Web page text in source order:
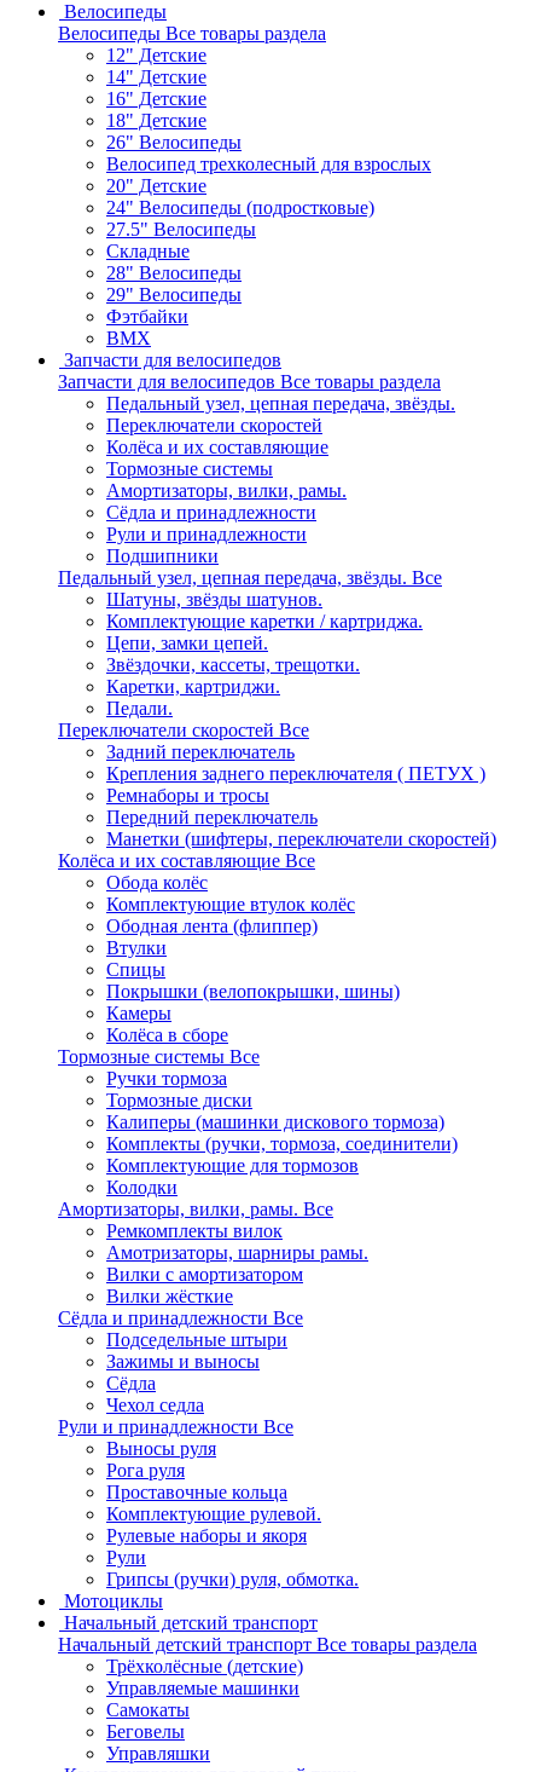
Велосипеды
Велосипеды Все товары раздела
12" Детские
14" Детские
16" Детские
18" Детские
26" Велосипеды
Велосипед трехколесный для взрослых
20" Детские
24" Велосипеды (подростковые)
27.5" Велосипеды
Складные
28" Велосипеды
29" Велосипеды
Фэтбайки
BMX
Запчасти для велосипедов
Запчасти для велосипедов Все товары раздела
Педальный узел, цепная передача, звёзды.
Переключатели скоростей
Колёса и их составляющие
Тормозные системы
Амортизаторы, вилки, рамы.
Сёдла и принадлежности
Рули и принадлежности
Подшипники
Педальный узел, цепная передача, звёзды. Все
Шатуны, звёзды шатунов.
Комплектующие каретки / картриджа.
Цепи, замки цепей.
Звёздочки, кассеты, трещотки.
Каретки, картриджи.
Педали.
Переключатели скоростей Все
Задний переключатель
Крепления заднего переключателя ( ПЕТУХ )
Ремнаборы и тросы
Передний переключатель
Манетки (шифтеры, переключатели скоростей)
Колёса и их составляющие Все
Обода колёс
Комплектующие втулок колёс
Ободная лента (флиппер)
Втулки
Спицы
Покрышки (велопокрышки, шины)
Камеры
Колёса в сборе
Тормозные системы Все
Ручки тормоза
Тормозные диски
Калиперы (машинки дискового тормоза)
Комплекты (ручки, тормоза, соединители)
Комплектующие для тормозов
Колодки
Амортизаторы, вилки, рамы. Все
Ремкомплекты вилок
Амотризаторы, шарниры рамы.
Вилки с амортизатором
Вилки жёсткие
Сёдла и принадлежности Все
Подседельные штыри
Зажимы и выносы
Сёдла
Чехол седла
Рули и принадлежности Все
Выносы руля
Рога руля
Проставочные кольца
Комплектующие рулевой.
Рулевые наборы и якоря
Рули
Грипсы (ручки) руля, обмотка.
Мотоциклы
Начальный детский транспорт
Начальный детский транспорт Все товары раздела
Трёхколёсные (детские)
Управляемые машинки
Самокаты
Беговелы
Управляшки